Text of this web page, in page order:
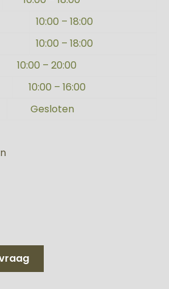
10:00 – 18:00
10:00 – 18:00
10:00 – 20:00
10:00 – 16:00
Gesloten